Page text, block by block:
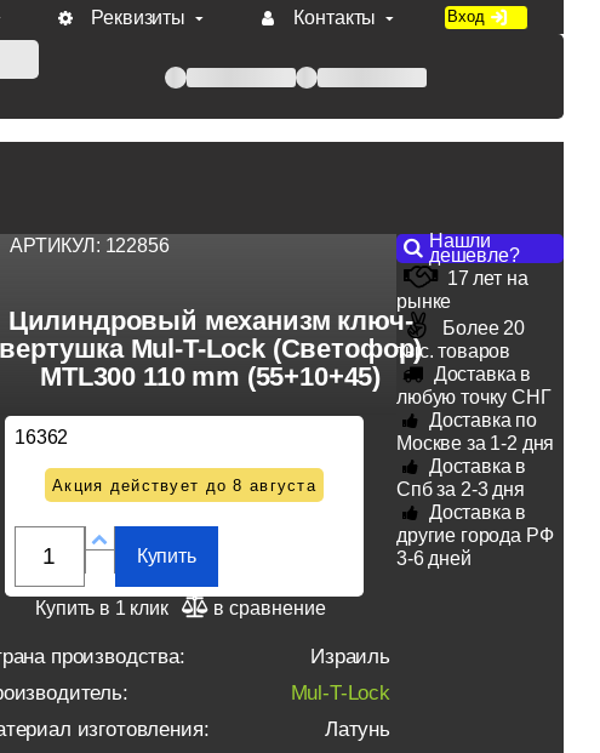
Реквизиты Контакты Вход
при оплате по счету.
АРТИКУЛ: 122856
Цилиндровый механизм ключ-
вертушка Mul-T-Lock (Светофор)
MTL300 110 mm (55+10+45)
16362
Акция действует до 8 августа
Купить
Купить в 1 клик в сравнение
производства:
Израиль
Mul-T-Lock
изготовления:
Латунь
Нашли
дешевле?
17 лет на
рынке
Более 20
тыс. товаров
Доставка в
любую точку СНГ
Доставка по
Москве за 1-2 дня
Доставка в
Спб за 2-3 дня
Доставка в
другие города РФ
3-6 дней